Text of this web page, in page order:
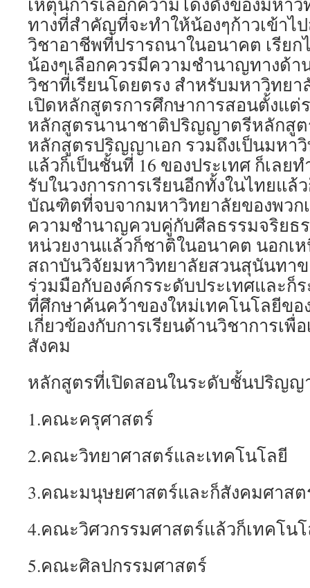
ทางที่สำคัญที่จะทำให้น้องๆก้าวเข้าไ
วิชาอาชีพที่ปรารถนาในอนาคต เรีย
น้องๆเลือกควรมีความชำนาญทางด้า
วิชาที่เรียนโดยตรง สำหรับมหาวิทยา
เปิดหลักสูตรการศึกษาการสอนตั้งแ
หลักสูตรนานาชาติปริญญาตรีหลักสู
หลักสูตรปริญญาเอก รวมถึงเป็นมหา
แล้วก็เป็นชั้นที่ 16 ของประเทศ ก็เลย
รับในวงการการเรียนอีกทั้งในไทยแล้
บัณฑิตที่จบจากมหาวิทยาลัยของพวก
ความชำนาญควบคู่กับศีลธรรมจริยธ
หน่วยงานแล้วก็ชาติในอนาคต นอกเ
สถาบันวิจัยมหาวิทยาลัยสวนสุนันทาข
ร่วมมือกับองค์กรระดับประเทศและก็
ที่ศึกษาค้นคว้าของใหม่เทคโนโลยีขอ
เกี่ยวข้องกับการเรียนด้านวิชาการเพื่
สังคม
หลักสูตรที่เปิดสอนในระดับชั้นปริญญ
1.คณะครุศาสตร์
2.คณะวิทยาศาสตร์และเทคโนโลยี
3.คณะมนุษยศาสตร์และก็สังคมศาสต
4.คณะวิศวกรรมศาสตร์แล้วก็เทคโน
5.คณะศิลปกรรมศาสตร์